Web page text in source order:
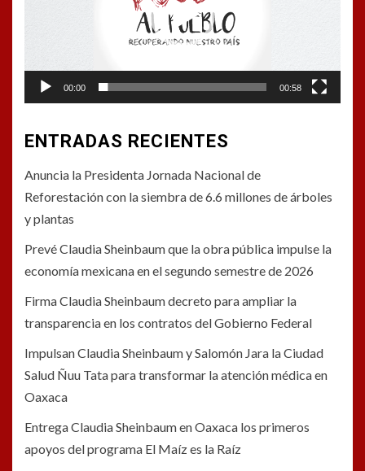
00:00 00:58
ENTRADAS RECIENTES
Anuncia la Presidenta Jornada Nacional de
Reforestación con la siembra de 6.6 millones de árboles
y plantas
Prevé Claudia Sheinbaum que la obra pública impulse la
economía mexicana en el segundo semestre de 2026
Firma Claudia Sheinbaum decreto para ampliar la
transparencia en los contratos del Gobierno Federal
Impulsan Claudia Sheinbaum y Salomón Jara la Ciudad
Salud Ñuu Tata para transformar la atención médica en
Oaxaca
Entrega Claudia Sheinbaum en Oaxaca los primeros
apoyos del programa El Maíz es la Raíz